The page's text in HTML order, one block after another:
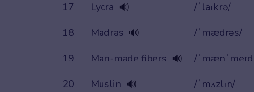
17
Lycra 🔊 /ˈlaɪkrə/
18
Madras 🔊 /ˈmædrəs/
19
Man-made fibers 🔊 /ˈmænˈmeɪd
20
Muslin 🔊 /ˈmʌzlɪn/